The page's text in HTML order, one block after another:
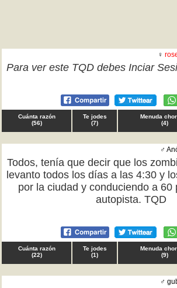
♀
Para ver este TQD debes Inciar
Cuánta razón
(56)
Te jodes
(7)
Menuda
(4)
♂
Todos, tenía que decir que los
levanto todos los días a las 4:30 y
por la ciudad y conduciendo a 60
autopista. TQD
Cuánta razón
(22)
Te jodes
(1)
Menuda
(9)
♂